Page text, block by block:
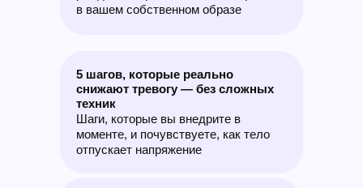
5 шагов, которые реально
снижают тревогу — без сложных
техник
Шаги, которые вы внедрите в
моменте, и почувствуете, как тело
отпускает напряжение
в вашем собственном образе